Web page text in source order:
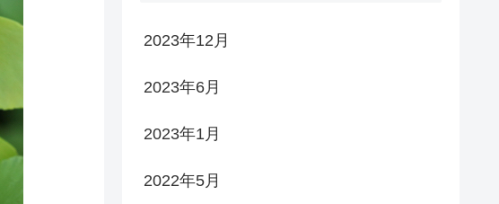
2023年12月
2023年6月
2023年1月
2022年5月